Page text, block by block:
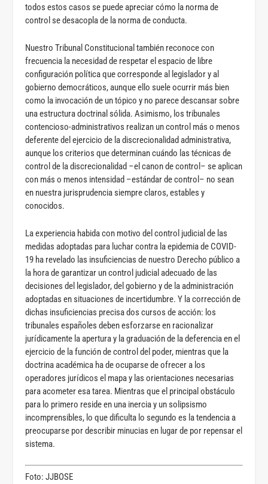
todos estos casos se puede apreciar cómo la norma de
control se desacopla de la norma de conducta.
Nuestro Tribunal Constitucional también reconoce con
frecuencia la necesidad de respetar el espacio de libre
configuración política que corresponde al legislador y al
gobierno democráticos, aunque ello suele ocurrir más bien
como la invocación de un tópico y no parece descansar sobre
una estructura doctrinal sólida. Asimismo, los tribunales
contencioso-administrativos realizan un control más o menos
deferente del ejercicio de la discrecionalidad administrativa,
aunque los criterios que determinan cuándo las técnicas de
control de la discrecionalidad –el canon de control– se aplican
con más o menos intensidad –estándar de control– no sean
en nuestra jurisprudencia siempre claros, estables y
conocidos.
La experiencia habida con motivo del control judicial de las
medidas adoptadas para luchar contra la epidemia de COVID-
19 ha revelado las insuficiencias de nuestro Derecho público a
la hora de garantizar un control judicial adecuado de las
decisiones del legislador, del gobierno y de la administración
adoptadas en situaciones de incertidumbre. Y la corrección de
dichas insuficiencias precisa dos cursos de acción: los
tribunales españoles deben esforzarse en racionalizar
jurídicamente la apertura y la graduación de la deferencia en el
ejercicio de la función de control del poder, mientras que la
doctrina académica ha de ocuparse de ofrecer a los
operadores jurídicos el mapa y las orientaciones necesarias
para acometer esa tarea. Mientras que el principal obstáculo
para lo primero reside en una inercia y un solipsismo
incomprensibles, lo que dificulta lo segundo es la tendencia a
preocuparse por describir minucias en lugar de por repensar el
sistema.
Foto: JJBOSE